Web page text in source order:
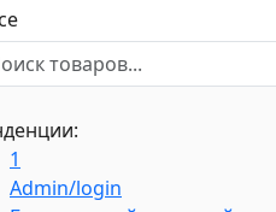
1
Admin/login